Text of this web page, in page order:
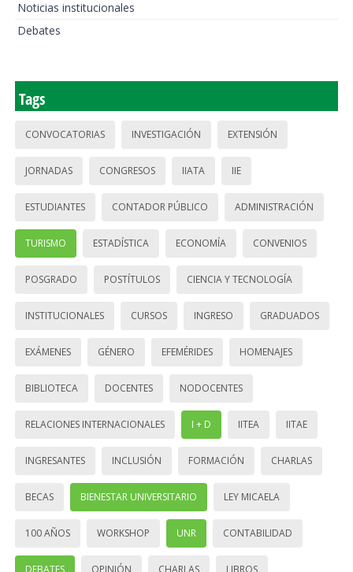
Noticias institucionales
Debates
Tags
CONVOCATORIAS INVESTIGACIÓN EXTENSIÓN
JORNADAS CONGRESOS IIATA IIE
ESTUDIANTES CONTADOR PÚBLICO ADMINISTRACIÓN
TURISMO ESTADÍSTICA ECONOMÍA CONVENIOS
POSGRADO POSTÍTULOS CIENCIA Y TECNOLOGÍA
INSTITUCIONALES CURSOS INGRESO GRADUADOS
EXÁMENES GÉNERO EFEMÉRIDES HOMENAJES
BIBLIOTECA DOCENTES NODOCENTES
RELACIONES INTERNACIONALES I + D IITEA IITAE
INGRESANTES INCLUSIÓN FORMACIÓN CHARLAS
BECAS BIENESTAR UNIVERSITARIO LEY MICAELA
100 AÑOS WORKSHOP UNR CONTABILIDAD